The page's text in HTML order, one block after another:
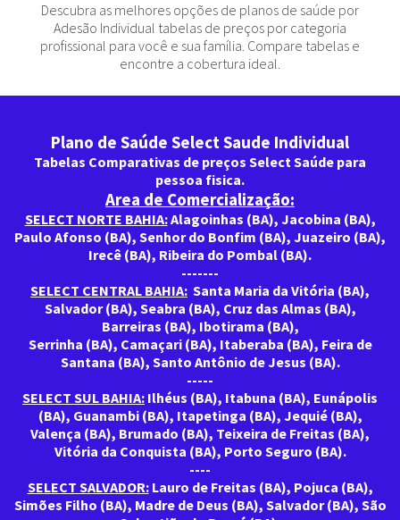
Descubra as melhores opções de planos de saúde por
Adesão Individual tabelas de preços por categoria
profissional para você e sua família. Compare tabelas e
encontre a cobertura ideal.
Plano de Saúde Select Saude Individual
Tabelas Comparativas de preços Select Saúde para
pessoa fisica.
Area de Comercialização:
SELECT NORTE BAHIA:Alagoinhas (BA), Jacobina (BA),
Paulo Afonso (BA), Senhor do Bonfim (BA), Juazeiro (BA),
Irecê (BA), Ribeira do Pombal (BA).
-------
SELECT CENTRAL BAHIA: Santa Maria da Vitória (BA),
Salvador (BA), Seabra (BA), Cruz das Almas (BA),
Barreiras (BA), Ibotirama (BA),
Serrinha (BA), Camaçari (BA), Itaberaba (BA), Feira de
Santana (BA), Santo Antônio de Jesus (BA).
-----
SELECT SUL BAHIA: Ilhéus (BA), Itabuna (BA), Eunápolis
(BA), Guanambi (BA), Itapetinga (BA), Jequié (BA),
Valença (BA), Brumado (BA), Teixeira de Freitas (BA),
Vitória da Conquista (BA), Porto Seguro (BA).
----
SELECT SALVADOR: Lauro de Freitas (BA), Pojuca (BA),
Simões Filho (BA), Madre de Deus (BA), Salvador (BA), São